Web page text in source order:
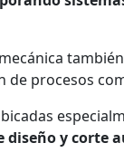
de procesos
diseño y corte